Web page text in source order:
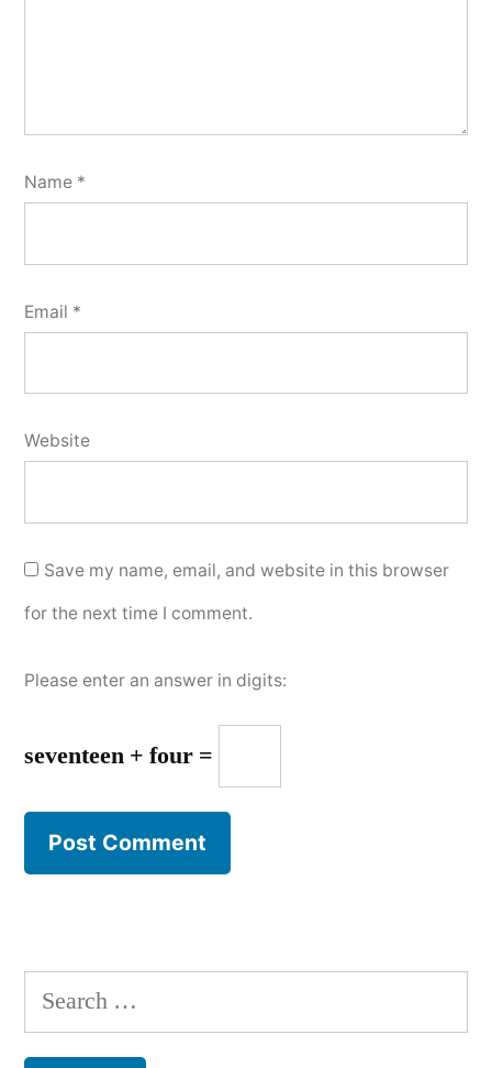
Name *
Email *
Website
Save my name, email, and website in this browser
for the next time I comment.
Please enter an answer in digits:
seventeen + four =
Search
for: